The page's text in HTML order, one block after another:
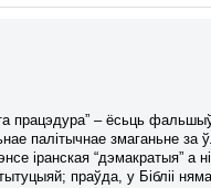
працэдура” – ёсьць
палітычнае змаганьне за
іранская “дэмакратыя” а ні
праўда, у Бібліі